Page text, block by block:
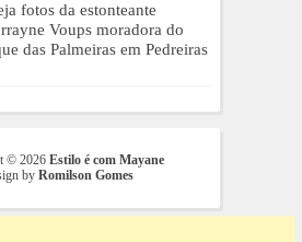
fotos da estonteante
Voups moradora do
das Palmeiras em Pedreiras
© 2026 Estilo é com Mayane
by Romilson Gomes